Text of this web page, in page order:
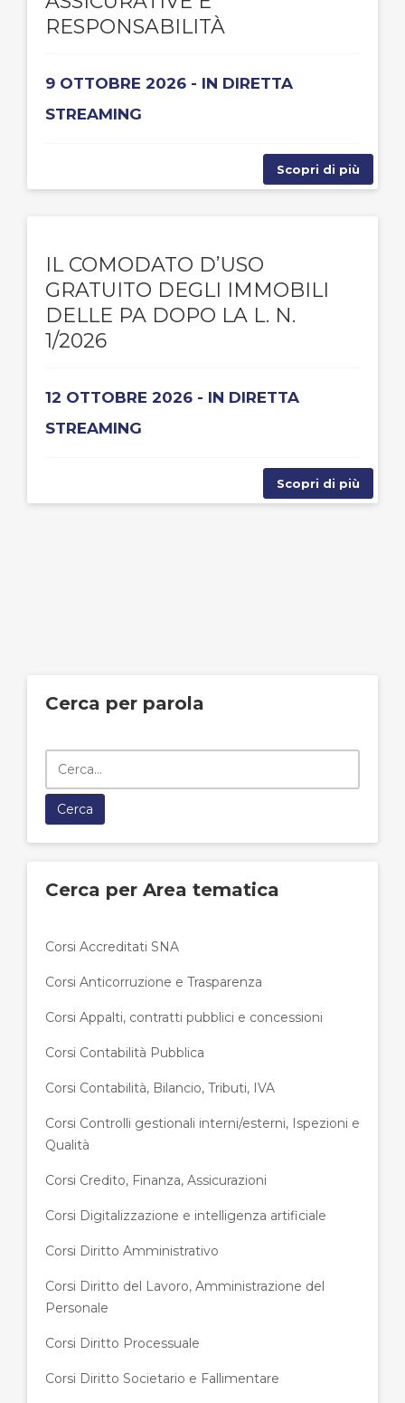
RESPONSABILITÀ
9 OTTOBRE 2026 - IN DIRETTA
STREAMING
Scopri di più
IL COMODATO D’USO
GRATUITO DEGLI IMMOBILI
DELLE PA DOPO LA L. N.
1/2026
12 OTTOBRE 2026 - IN DIRETTA
STREAMING
Scopri di più
Cerca per parola
Cerca per Area tematica
Corsi Accreditati SNA
Corsi Anticorruzione e Trasparenza
Corsi Appalti, contratti pubblici e concessioni
Corsi Contabilità Pubblica
Corsi Contabilità, Bilancio, Tributi, IVA
Corsi Controlli gestionali interni/esterni, Ispezioni e
Qualità
Corsi Credito, Finanza, Assicurazioni
Corsi Digitalizzazione e intelligenza artificiale
Corsi Diritto Amministrativo
Corsi Diritto del Lavoro, Amministrazione del
Personale
Corsi Diritto Processuale
Corsi Diritto Societario e Fallimentare